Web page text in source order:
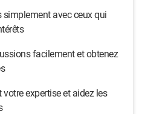
simplement avec ceux qui
facilement et obtenez
expertise et aidez les